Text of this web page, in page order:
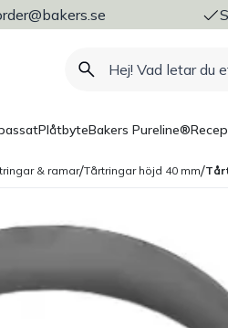
& restaurang
PlåtbyteBakers Pureline®
& ramar/Tårtringar höjd 40 mm/